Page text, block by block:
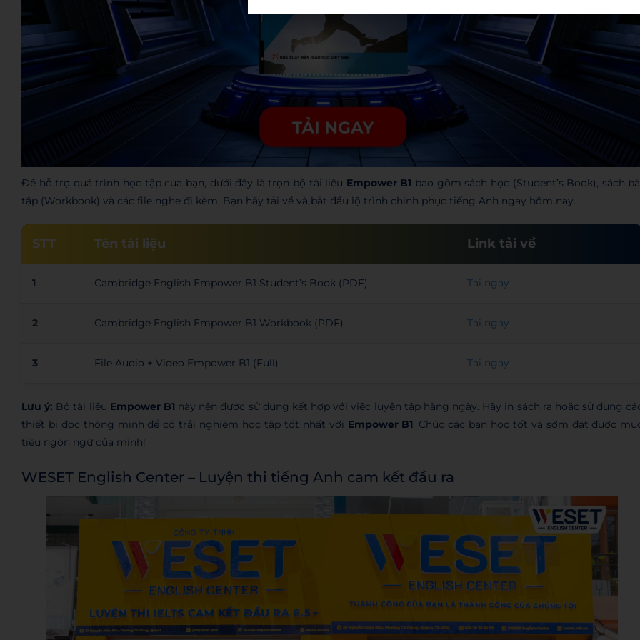
Để hỗ trợ quá trình học tập của bạn, dưới đây là trọn bộ tài liệu Empower B1 bao gồm sách học (Student’s Book), sách
tập (Workbook) và các file nghe đi kèm. Bạn hãy tải về và bắt đầu lộ trình chinh phục tiếng Anh ngay hôm nay.
STT Tên tài liệu Link tải về
1 Cambridge English Empower B1 Student’s Book (PDF) Tải ngay
2 Cambridge English Empower B1 Workbook (PDF) Tải ngay
3 File Audio + Video Empower B1 (Full) Tải ngay
Lưu ý: Bộ tài liệu Empower B1 này nên được sử dụng kết hợp với việc luyện tập hàng ngày. Hãy in sách ra hoặc sử dụng
thiết bị đọc thông minh để có trải nghiệm học tập tốt nhất với Empower B1. Chúc các bạn học tốt và sớm đạt được
tiêu ngôn ngữ của mình!
WESET English Center – Luyện thi tiếng Anh cam kết đầu ra